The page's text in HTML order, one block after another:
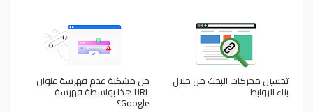
تحسين محركات البحث من خلال
بناء الروابط
حل مشكلة عدم فهرسة عنوان
URL هذا بواسطة فهرسة
Google؟